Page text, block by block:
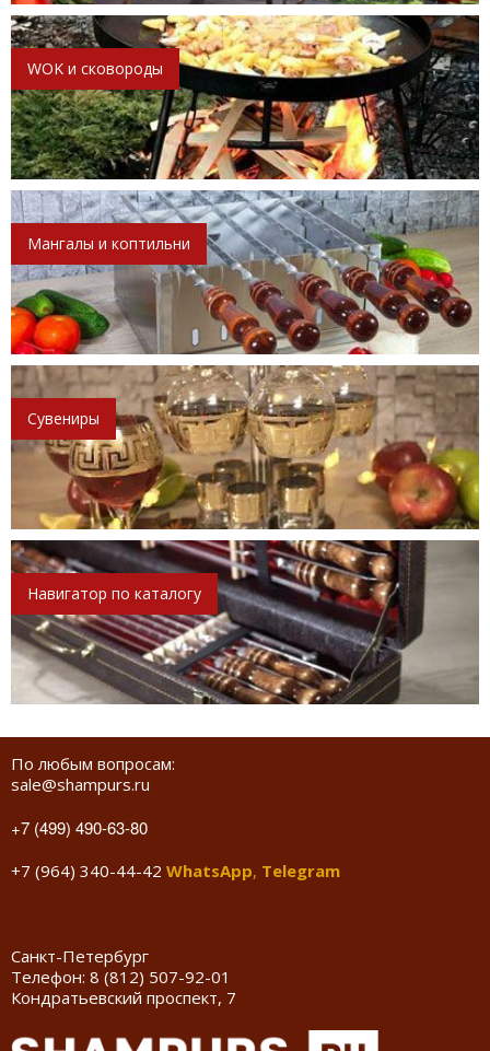
WOK и сковороды
Мангалы и коптильни
Сувениры
Навигатор по каталогу
По любым вопросам:
sale@shampurs.ru
+7 (499) 490-63-80
+7 (964) 340-44-42 WhatsApp, Telegram
Санкт-Петербург
Телефон: 8 (812) 507-92-01
Кондратьевский проспект, 7